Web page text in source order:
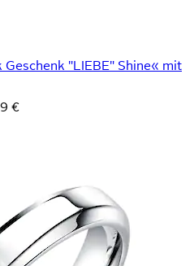
"LIEBE" Shine« mit
€